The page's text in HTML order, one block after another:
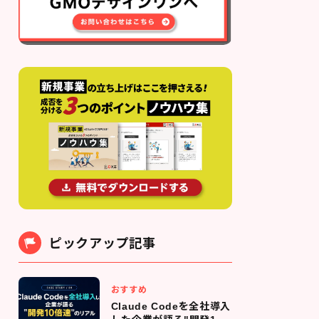
ピックアップ記事
おすすめ
Claude Codeを全社導入